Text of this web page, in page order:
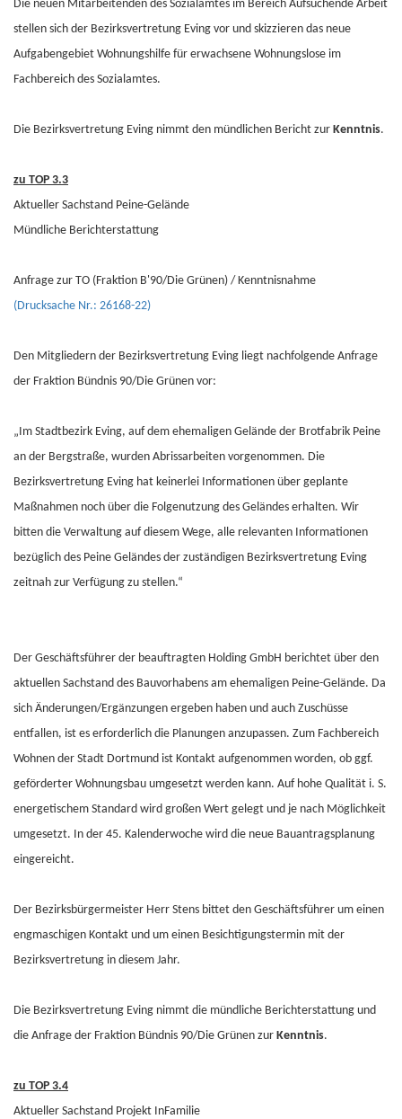
Die neuen Mitarbeitenden des Sozialamtes im Bereich Aufsuchende Arbeit
stellen sich der Bezirksvertretung Eving vor und skizzieren das neue
Aufgabengebiet Wohnungshilfe für erwachsene Wohnungslose im
Fachbereich des Sozialamtes.
Die Bezirksvertretung Eving nimmt den mündlichen Bericht zur Kenntnis.
zu TOP 3.3
Aktueller Sachstand Peine-Gelände
Mündliche Berichterstattung
Anfrage zur TO (Fraktion B'90/Die Grünen) / Kenntnisnahme
(Drucksache Nr.: 26168-22)
Den Mitgliedern der Bezirksvertretung Eving liegt nachfolgende Anfrage
der Fraktion Bündnis 90/Die Grünen vor:
„Im Stadtbezirk Eving, auf dem ehemaligen Gelände der Brotfabrik Peine
an der Bergstraße, wurden Abrissarbeiten vorgenommen. Die
Bezirksvertretung Eving hat keinerlei Informationen über geplante
Maßnahmen noch über die Folgenutzung des Geländes erhalten. Wir
bitten die Verwaltung auf diesem Wege, alle relevanten Informationen
bezüglich des Peine Geländes der zuständigen Bezirksvertretung Eving
zeitnah zur Verfügung zu stellen.“
Der Geschäftsführer der beauftragten Holding GmbH berichtet über den
aktuellen Sachstand des Bauvorhabens am ehemaligen Peine-Gelände. Da
sich Änderungen/Ergänzungen ergeben haben und auch Zuschüsse
entfallen, ist es erforderlich die Planungen anzupassen. Zum Fachbereich
Wohnen der Stadt Dortmund ist Kontakt aufgenommen worden, ob ggf.
geförderter Wohnungsbau umgesetzt werden kann. Auf hohe Qualität i. S.
energetischem Standard wird großen Wert gelegt und je nach Möglichkeit
umgesetzt. In der 45. Kalenderwoche wird die neue Bauantragsplanung
eingereicht.
Der Bezirksbürgermeister Herr Stens bittet den Geschäftsführer um einen
engmaschigen Kontakt und um einen Besichtigungstermin mit der
Bezirksvertretung in diesem Jahr.
Die Bezirksvertretung Eving nimmt die mündliche Berichterstattung und
die Anfrage der Fraktion Bündnis 90/Die Grünen zur Kenntnis.
zu TOP 3.4
Aktueller Sachstand Projekt InFamilie